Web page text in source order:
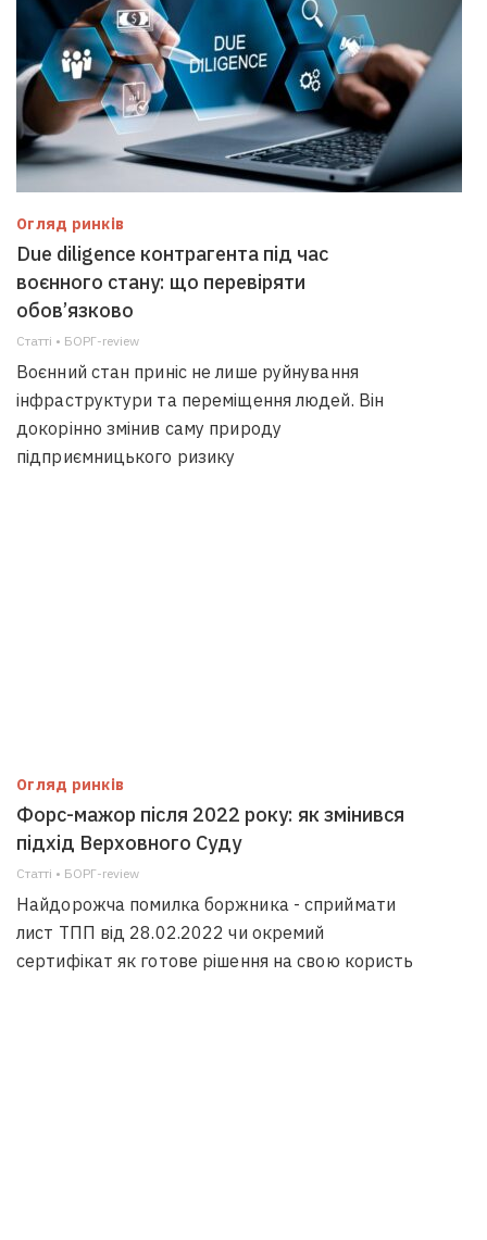
Огляд ринків
Due diligence контрагента під час
воєнного стану: що перевіряти
обов’язково
Статті • БОРГ-review
Воєнний стан приніс не лише руйнування
інфраструктури та переміщення людей. Він
докорінно змінив саму природу
підприємницького ризику
Огляд ринків
Форс-мажор після 2022 року: як змінився
підхід Верховного Суду
Статті • БОРГ-review
Найдорожча помилка боржника - сприймати
лист ТПП від 28.02.2022 чи окремий
сертифікат як готове рішення на свою користь